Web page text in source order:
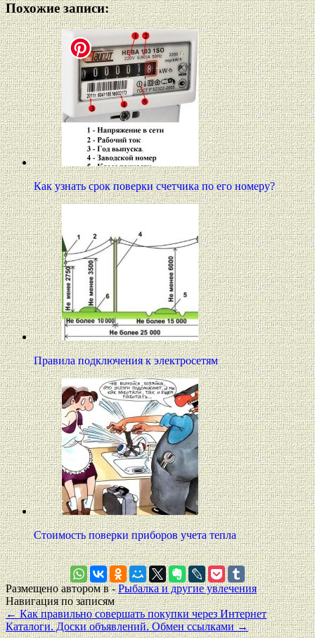
Похожие записи:
Как узнать срок поверки счетчика по его номеру?
Правила подключения к электросетям
Стоимость поверки приборов учета тепла
Размещено автором в -Рыбалка и другие увлечения
Навигация по записям
←Как правильно совершать покупки через Интернет
Каталоги. Доски объявлений. Обмен ссылками→